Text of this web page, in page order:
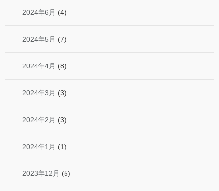
2024年6月 (4)
2024年5月 (7)
2024年4月 (8)
2024年3月 (3)
2024年2月 (3)
2024年1月 (1)
2023年12月 (5)